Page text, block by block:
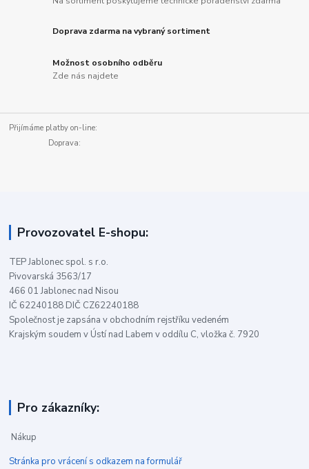
Doprava zdarma na vybraný sortiment
Možnost osobního odběru
Zde nás najdete
Přijímáme platby on-line:
Doprava:
Provozovatel E-shopu:
TEP Jablonec spol. s r.o.
Pivovarská 3563/17
466 01 Jablonec nad Nisou
IČ 62240188 DIČ CZ62240188
Společnost je zapsána v obchodním rejstříku vedeném
Krajským soudem v Ústí nad Labem v oddílu C, vložka č. 7920
Pro zákazníky:
Nákup
Stránka pro vrácení s odkazem na formulář